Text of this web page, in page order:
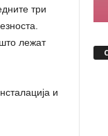
три
лежат
и